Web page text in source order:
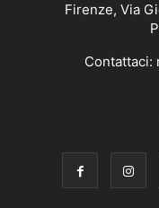
Firenze, Via
Contattaci: